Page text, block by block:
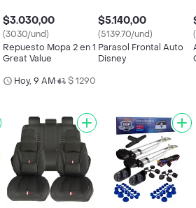
$3.030,00
(3030/und)
Repuesto Mopa 2 en 1
Great Value
$5.140,00
(5139.70/und)
Parasol Frontal Auto
Disney
Hoy, 9 AM• $ 1290